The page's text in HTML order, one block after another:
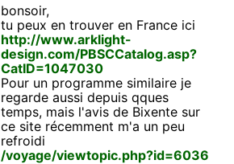
bonsoir,
tu peux en trouver en France ici
http://www.arklight-
design.com/PBSCCatalog.asp?
CatID=1047030
Pour un programme similaire je
regarde aussi depuis qques
temps, mais l'avis de Bixente sur
ce site récemment m'a un peu
refroidi
/voyage/viewtopic.php?id=6036